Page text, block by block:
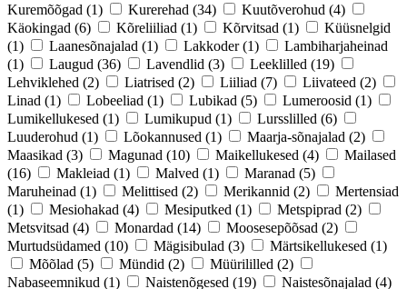
Kuremõõgad (1) Kurerehad (34) Kuutõverohud (4)
Käokingad (6) Kõreliiliad (1) Kõrvitsad (1)
Küüsnelgid
(1)
Laanesõnajalad (1) Lakkoder (1)
Lambiharjaheinad
(1)
Laugud (36) Lavendlid (3) Leeklilled (19)
Lehviklehed (2) Liatrised (2) Liiliad (7) Liivateed (2)
Linad (1) Lobeeliad (1) Lubikad (5) Lumeroosid (1)
Lumikellukesed (1) Lumikupud (1) Lursslilled (6)
Luuderohud (1) Lõokannused (1) Maarja-sõnajalad (2)
Maasikad (3) Magunad (10) Maikellukesed (4)
Mailased
(16)
Makleiad (1) Malved (1) Maranad (5)
Maruheinad (1) Melittised (2) Merikannid (2)
Mertensiad
(1)
Mesiohakad (4) Mesiputked (1) Metspiprad (2)
Metsvitsad (4) Monardad (14) Moosesepõõsad (2)
Murtudsüdamed (10) Mägisibulad (3) Märtsikellukesed (1)
Mõõlad (5) Mündid (2) Müürililled (2)
Nabaseemnikud (1) Naistenõgesed (19) Naistesõnajalad (4)